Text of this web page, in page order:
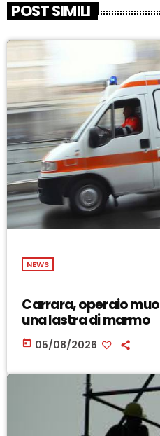
POST SIMILI
NEWS
Carrara, operaio
una lastra di marmo
today 05/08/2026